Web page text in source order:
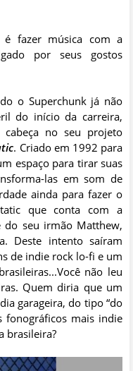
fazer música com a
por seus gostos
o Superchunk já não
do início da carreira,
no seu projeto
. Criado em 1992 para
espaço para tirar suas
las em som de
ainda para fazer o
que conta com a
do seu irmão Matthew,
Deste intento saíram
de indie rock lo-fi e um
não leu
Quem diria que um
garageira, do tipo “do
fonográficos mais indie
brasileira?